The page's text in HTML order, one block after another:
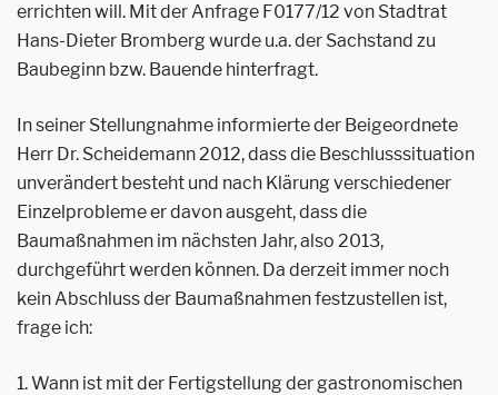
errichten will. Mit der Anfrage F0177/12 von Stadtrat
Hans-Dieter Bromberg wurde u.a. der Sachstand zu
Baubeginn bzw. Bauende hinterfragt.
In seiner Stellungnahme informierte der Beigeordnete
Herr Dr. Scheidemann 2012, dass die Beschlusssituation
unverändert besteht und nach Klärung verschiedener
Einzelprobleme er davon ausgeht, dass die
Baumaßnahmen im nächsten Jahr, also 2013,
durchgeführt werden können. Da derzeit immer noch
kein Abschluss der Baumaßnahmen festzustellen ist,
frage ich:
1. Wann ist mit der Fertigstellung der gastronomischen